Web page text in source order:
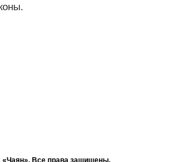
«Чаян». Все права защищены.